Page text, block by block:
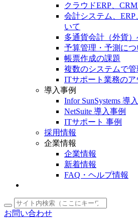
クラウドERP、
会計システム、
いて
多通貨会計（外貨
予算管理・予測に
帳票作成の課題
複数のシステムで
ITサポート業務の
導入事例
Infor SunSystems 導
NetSuite 導入事例
ITサポート 事例
採用情報
企業情報
企業情報
新着情報
FAQ・ヘルプ情報
お問い合わせ